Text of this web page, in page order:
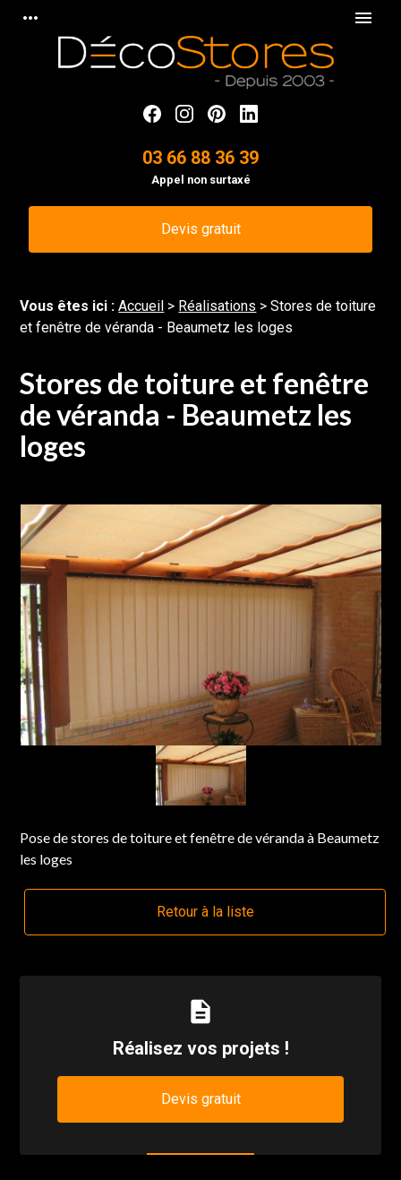
more_horiz menu
03 66 88 36 39
Appel non surtaxé
Devis gratuit
Vous êtes ici :Accueil > Réalisations >Stores de toiture
et fenêtre de véranda - Beaumetz les loges
Stores de toiture et fenêtre
de véranda - Beaumetz les
loges
Pose de stores de toiture et fenêtre de véranda à Beaumetz
les loges
Retour à la liste
description
Réalisez vos projets !
Devis gratuit